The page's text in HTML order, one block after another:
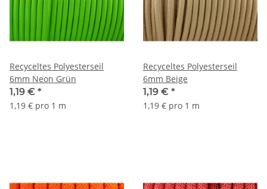
Recyceltes Polyesterseil
6mm Neon Grün
1,19 € *
1,19 € pro 1 m
Recyceltes Polyesterseil
6mm Beige
1,19 € *
1,19 € pro 1 m